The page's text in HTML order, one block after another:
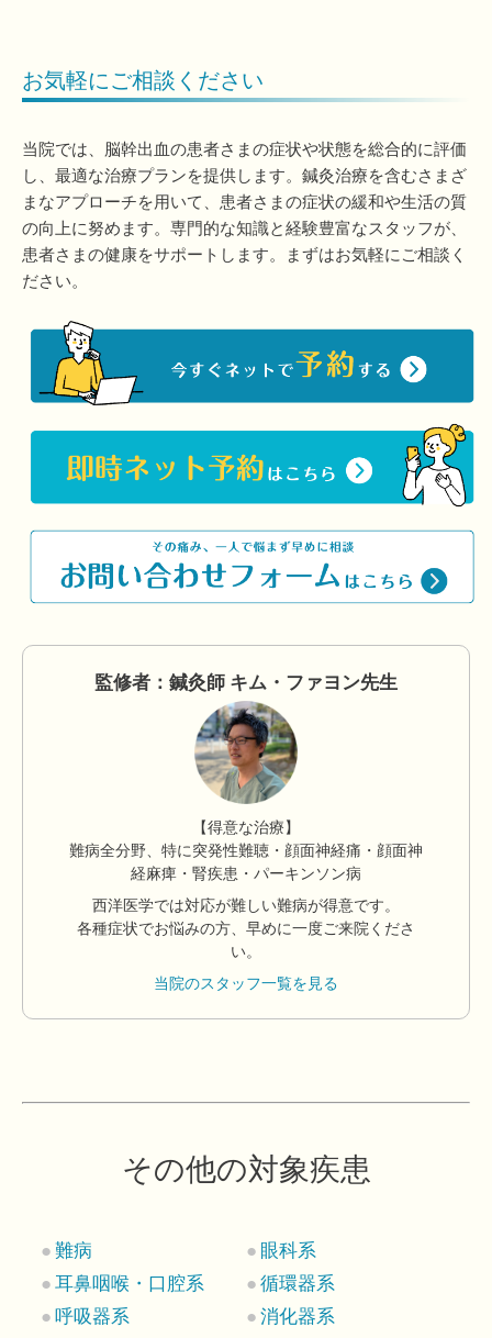
お気軽にご相談ください
当院では、脳幹出血の患者さまの症状や状態を総合的に評価
し、最適な治療プランを提供します。鍼灸治療を含むさまざ
まなアプローチを用いて、患者さまの症状の緩和や生活の質
の向上に努めます。専門的な知識と経験豊富なスタッフが、
患者さまの健康をサポートします。まずはお気軽にご相談く
ださい。
監修者：鍼灸師 キム・ファヨン先生
【得意な治療】
難病全分野、特に突発性難聴・顔面神経痛・顔面神
経麻痺・腎疾患・パーキンソン病
西洋医学では対応が難しい難病が得意です。
各種症状でお悩みの方、早めに一度ご来院くださ
い。
当院のスタッフ一覧を見る
その他の対象疾患
難病
眼科系
耳鼻咽喉・口腔系
循環器系
呼吸器系
消化器系